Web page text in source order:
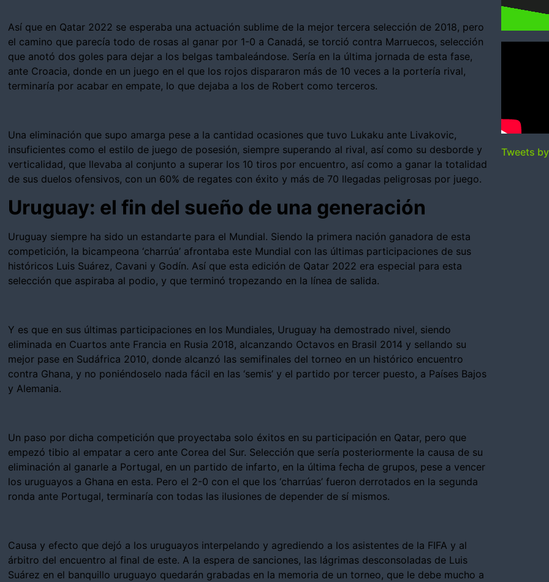
Así que en Qatar 2022 se esperaba una actuación sublime de la mejor tercera selección de 2018, pero
el camino que parecía todo de rosas al ganar por 1-0 a Canadá, se torció contra Marruecos, selección
que anotó dos goles para dejar a los belgas tambaleándose. Sería en la última jornada de esta fase,
ante Croacia, donde en un juego en el que los rojos dispararon más de 10 veces a la portería rival,
terminaría por acabar en empate, lo que dejaba a los de Robert como terceros.
Una eliminación que supo amarga pese a la cantidad ocasiones que tuvo Lukaku ante Livakovic,
insuficientes como el estilo de juego de posesión, siempre superando al rival, así como su desborde y
verticalidad, que llevaba al conjunto a superar los 10 tiros por encuentro, así como a ganar la totalidad
de sus duelos ofensivos, con un 60% de regates con éxito y más de 70 llegadas peligrosas por juego.
Uruguay: el fin del sueño de una generación
Uruguay siempre ha sido un estandarte para el Mundial. Siendo la primera nación ganadora de esta
competición, la bicampeona ‘charrúa’ afrontaba este Mundial con las últimas participaciones de sus
históricos Luis Suárez, Cavani y Godín. Así que esta edición de Qatar 2022 era especial para esta
selección que aspiraba al podio, y que terminó tropezando en la línea de salida.
Y es que en sus últimas participaciones en los Mundiales, Uruguay ha demostrado nivel, siendo
eliminada en Cuartos ante Francia en Rusia 2018, alcanzando Octavos en Brasil 2014 y sellando su
mejor pase en Sudáfrica 2010, donde alcanzó las semifinales del torneo en un histórico encuentro
contra Ghana, y no poniéndoselo nada fácil en las ‘semis’ y el partido por tercer puesto, a Países Bajos
y Alemania.
Un paso por dicha competición que proyectaba solo éxitos en su participación en Qatar, pero que
empezó tibio al empatar a cero ante Corea del Sur. Selección que sería posteriormente la causa de su
eliminación al ganarle a Portugal, en un partido de infarto, en la última fecha de grupos, pese a vencer
los uruguayos a Ghana en esta. Pero el 2-0 con el que los ‘charrúas’ fueron derrotados en la segunda
ronda ante Portugal, terminaría con todas las ilusiones de depender de sí mismos.
Causa y efecto que dejó a los uruguayos interpelando y agrediendo a los asistentes de la FIFA y al
árbitro del encuentro al final de este. A la espera de sanciones, las lágrimas desconsoladas de Luis
Suárez en el banquillo uruguayo quedarán grabadas en la memoria de un torneo, que le debe mucho a
Tweets